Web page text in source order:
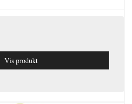
Vis produkt